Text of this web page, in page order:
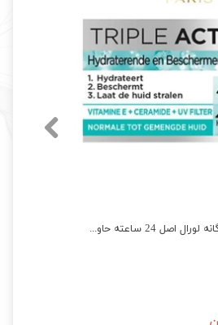
کرم ژل ابرسان 3 گانه لورال اصل 24 ساعته حاوی سرامید و ویتامین Loreal